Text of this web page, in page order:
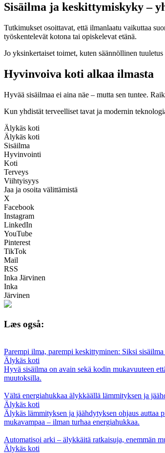
Sisäilma ja keskittymiskyky –
Tutkimukset osoittavat, että ilmanlaatu vaikuttaa
työskentelevät kotona tai opiskelevat etänä.
Jo yksinkertaiset toimet, kuten säännöllinen
Hyvinvoiva koti alkaa ilmasta
Hyvää sisäilmaa ei aina näe – mutta sen tuntee.
Kun yhdistät terveelliset tavat ja modernin
Älykäs koti
Älykäs koti
Sisäilma
Hyvinvointi
Koti
Terveys
Viihtyisyys
Jaa ja osoita välittämistä
X
Facebook
Instagram
LinkedIn
YouTube
Pinterest
TikTok
Mail
RSS
Inka Järvinen
Inka
Järvinen
Læs også:
Parempi ilma, parempi keskittyminen: Siksi
Älykäs koti
Hyvä sisäilma on avain sekä kodin mukavuuteen
muutoksilla.
Vältä energiahukkaa älykkäällä lämmityksen ja
Älykäs koti
Älykäs lämmityksen ja jäähdytyksen ohjaus auttaa
mukavampaa – ilman turhaa energiahukkaa.
Automatisoi arki – älykkäitä ratkaisuja, enemmän
Älykäs koti